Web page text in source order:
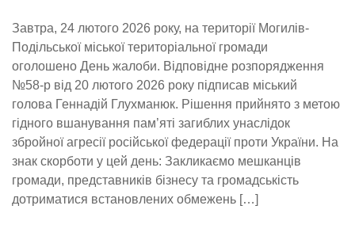
Завтра, 24 лютого 2026 року, на території Могилів-
Подільської міської територіальної громади
оголошено День жалоби. Відповідне розпорядження
№58-р від 20 лютого 2026 року підписав міський
голова Геннадій Глухманюк. Рішення прийнято з метою
гідного вшанування пам’яті загиблих унаслідок
збройної агресії російської федерації проти України. На
знак скорботи у цей день: Закликаємо мешканців
громади, представників бізнесу та громадськість
дотриматися встановлених обмежень […]